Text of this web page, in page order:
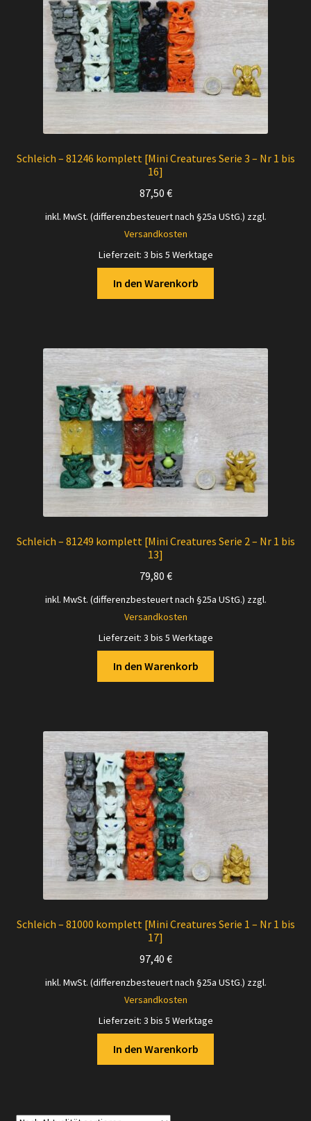
Schleich – 81246 komplett [Mini Creatures Serie 3 – Nr 1 bis
16]
87,50 €
inkl. MwSt. (differenzbesteuert nach §25a UStG.) zzgl.
Versandkosten
Lieferzeit: 3 bis 5 Werktage
In den Warenkorb
Schleich – 81249 komplett [Mini Creatures Serie 2 – Nr 1 bis
13]
79,80 €
inkl. MwSt. (differenzbesteuert nach §25a UStG.) zzgl.
Versandkosten
Lieferzeit: 3 bis 5 Werktage
In den Warenkorb
Schleich – 81000 komplett [Mini Creatures Serie 1 – Nr 1 bis
17]
97,40 €
inkl. MwSt. (differenzbesteuert nach §25a UStG.) zzgl.
Versandkosten
Lieferzeit: 3 bis 5 Werktage
In den Warenkorb